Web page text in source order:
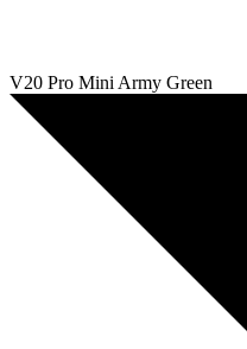
V20 Pro Mini Army Green